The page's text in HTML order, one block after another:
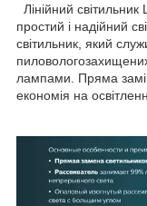
Лінійний
простий і надійний
світильник, який
лампами. Пряма
економія на